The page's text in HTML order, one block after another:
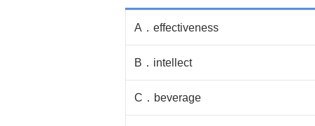
A ． effectiveness
B ． intellect
C ． beverage